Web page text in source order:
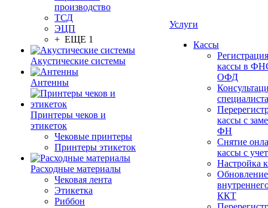
производство
ТСД
ЭЦП
+ ЕЩЕ 1
Акустические системы
Антенны
Принтеры чеков и
этикеток
Чековые принтеры
Принтеры этикеток
Расходные материалы
Чековая лента
Этикетка
Риббон
Услуги
Кассы
Регистрация
кассы в
ОФД
специалиста
кассы с
ФН
Снятие
кассы с
Настройка
Обновление
ККТ